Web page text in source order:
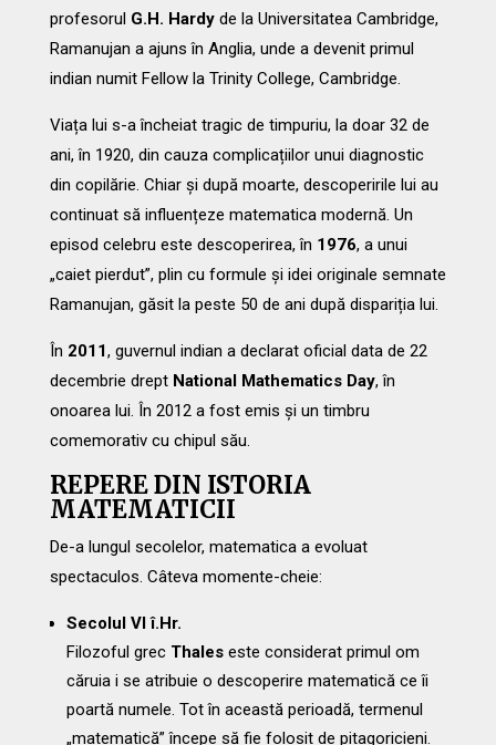
profesorul G.H. Hardyde la Universitatea Cambridge,
Ramanujan a ajuns în Anglia, unde a devenit primul
indian numit Fellow la Trinity College, Cambridge.
Viața lui s-a încheiat tragic de timpuriu, la doar 32 de
ani, în 1920, din cauza complicațiilor unui diagnostic
din copilărie. Chiar și după moarte, descoperirile lui au
continuat să influențeze matematica modernă. Un
episod celebru este descoperirea, în 1976, a unui
„caiet pierdut”, plin cu formule și idei originale semnate
Ramanujan, găsit la peste 50 de ani după dispariția lui.
În 2011, guvernul indian a declarat oficial data de 22
decembrie drept National Mathematics Day, în
onoarea lui. În 2012 a fost emis și un timbru
comemorativ cu chipul său.
REPERE DIN ISTORIA
MATEMATICII
De-a lungul secolelor, matematica a evoluat
spectaculos. Câteva momente-cheie:
Secolul VI î.Hr.
Filozoful grec Thaleseste considerat primul om
căruia i se atribuie o descoperire matematică ce îi
poartă numele. Tot în această perioadă, termenul
„matematică” începe să fie folosit de pitagoricieni.